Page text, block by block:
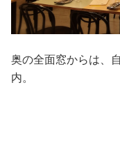
奥の全面窓からは、
内。